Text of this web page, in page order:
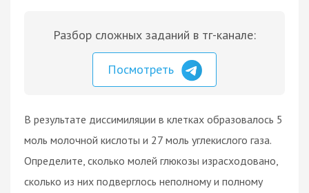
Разбор сложных заданий в тг-канале:
Посмотреть
В результате диссимиляции в клетках образовалось 5
моль молочной кислоты и 27 моль углекислого газа.
Определите, сколько молей глюкозы израсходовано,
сколько из них подверглось неполному и полному